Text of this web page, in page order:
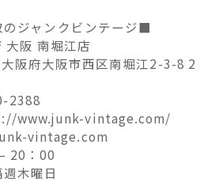
ジャンクビンテージ■
大阪 南堀江店
阪府大阪市西区南堀江2-3-8 2
2388
www.junk-vintage.com/
vintage.com
20：00
木曜日